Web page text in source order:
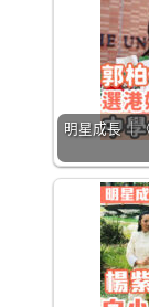
明星成長 ｜